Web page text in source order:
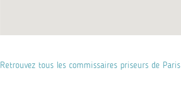
Retrouvez tous les commissaires priseurs de Paris